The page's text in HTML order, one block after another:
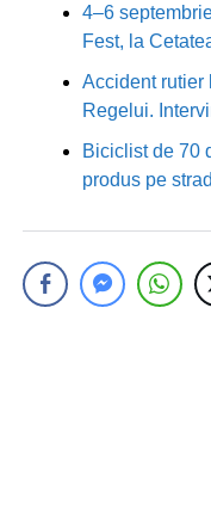
4–6
Fest, la
Accident rutier
Regelui.
Biciclist de 70
produs pe